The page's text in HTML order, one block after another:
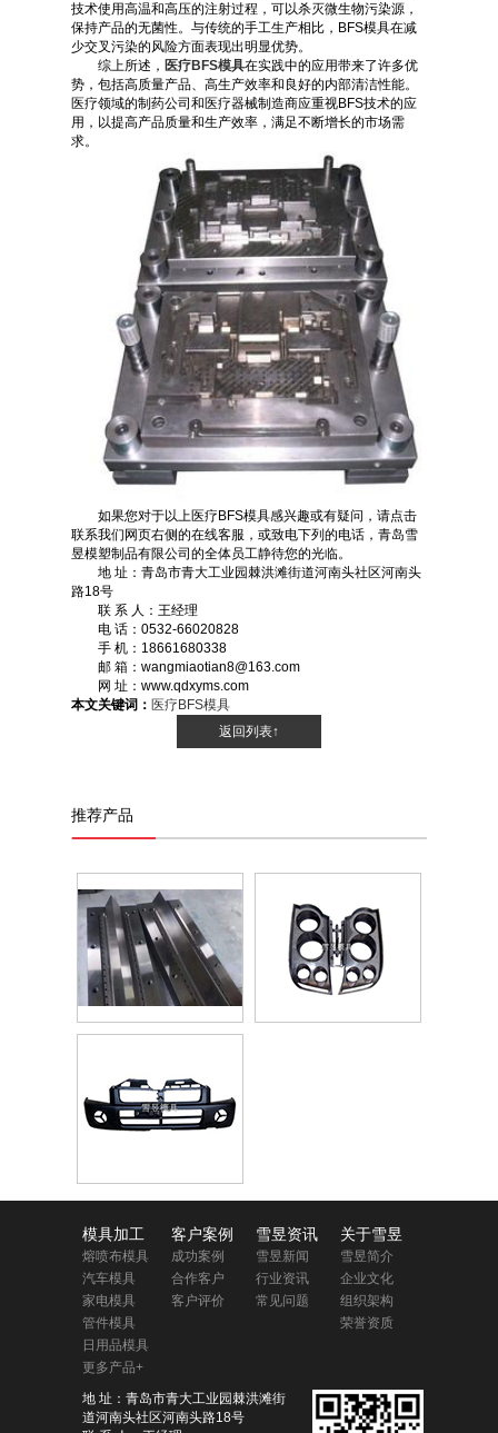
技术使用高温和高压的注射过程，可以杀灭微生物污染源，
保持产品的无菌性。与传统的手工生产相比，BFS模具在减
少交叉污染的风险方面表现出明显优势。
综上所述， 医疗BFS模具在实践中的应用带来了许多优
势，包括高质量产品、高生产效率和良好的内部清洁性能。
医疗领域的制药公司和医疗器械制造商应重视BFS技术的应
用，以提高产品质量和生产效率，满足不断增长的市场需
求。
如果您对于以上医疗BFS模具感兴趣或有疑问，请点击
联系我们网页右侧的在线客服，或致电下列的电话，青岛雪
昱模塑制品有限公司的全体员工静待您的光临。
地 址：青岛市青大工业园棘洪滩街道河南头社区河南头
路18号
联 系 人：王经理
电 话：0532-66020828
手 机：18661680338
邮 箱：wangmiaotian8@163.com
网 址：www.qdxyms.com
本文关键词： 医疗BFS模具
返回列表↑
推荐产品
模具加工
熔喷布模具
汽车模具
家电模具
管件模具
日用品模具
更多产品+
客户案例
成功案例
合作客户
客户评价
雪昱资讯
雪昱新闻
行业资讯
常见问题
关于雪昱
雪昱简介
企业文化
组织架构
荣誉资质
地 址：青岛市青大工业园棘洪滩街
道河南头社区河南头路18号